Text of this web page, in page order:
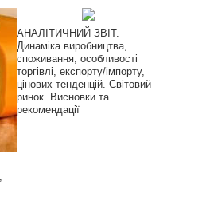
АНАЛІТИЧНИЙ ЗВІТ.
Динаміка виробництва,
споживання, особливості
торгівлі, експорту/імпорту,
цінових тенденцій. Світовий
ринок. Висновки та
рекомендації